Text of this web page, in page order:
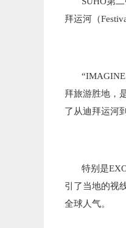
拜运河（
“
拜旅游胜地 ，
了从迪拜运河
特别 是
引了当地的视
全球人气。